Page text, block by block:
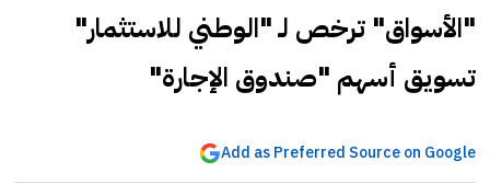
"الأسواق" ترخص لـ "الوطني للاستثمار"
تسويق أسهم "صندوق الإجارة"
Add as Preferred Source on Google